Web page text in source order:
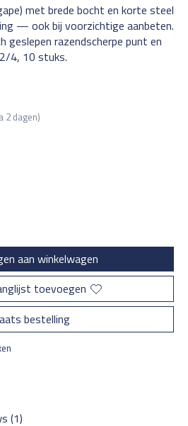
met brede bocht en korte steel
— ook bij voorzichtige aanbeten.
geslepen razendscherpe punt en
4, 10 stuks.
is
2 dagen)
aan winkelwagen
toevoegen
bestelling
(1)